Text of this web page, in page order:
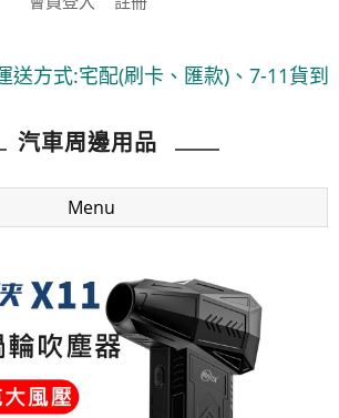
款)、7-11貨到付款 ●隨貨附發票
汽車周邊用品
Menu